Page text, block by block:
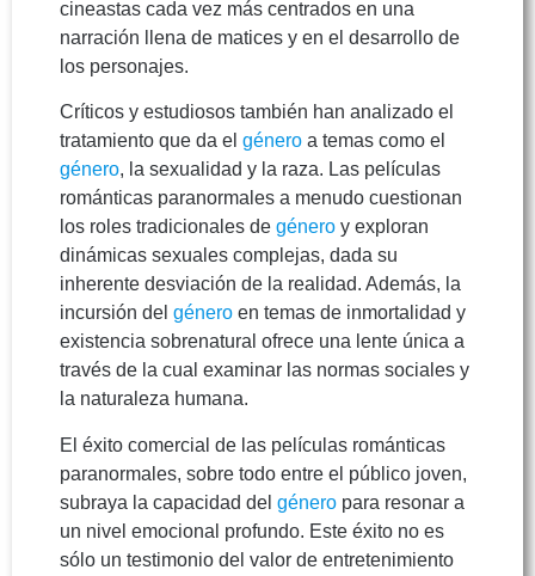
cineastas cada vez más centrados en una
narración llena de matices y en el desarrollo de
los personajes.
Críticos y estudiosos también han analizado el
tratamiento que da el género a temas como el
género, la sexualidad y la raza. Las películas
románticas paranormales a menudo cuestionan
los roles tradicionales de género y exploran
dinámicas sexuales complejas, dada su
inherente desviación de la realidad. Además, la
incursión del género en temas de inmortalidad y
existencia sobrenatural ofrece una lente única a
través de la cual examinar las normas sociales y
la naturaleza humana.
El éxito comercial de las películas románticas
paranormales, sobre todo entre el público joven,
subraya la capacidad del género para resonar a
un nivel emocional profundo. Este éxito no es
sólo un testimonio del valor de entretenimiento